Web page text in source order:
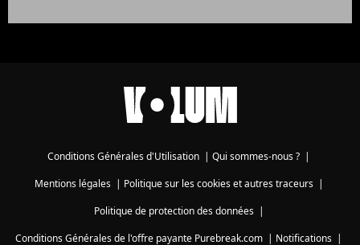
Conditions Générales d'Utilisation | Qui sommes-nous ? |
Mentions légales| Politique sur les cookies et autres traceurs|
Politique de protection des données|
Conditions Générales de l'offre payante Purebreak.com | Notifications |